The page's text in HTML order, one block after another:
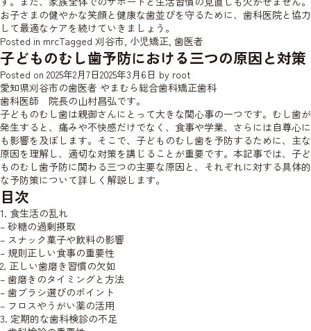
お子さまの健やかな笑顔と健康な歯並びを守るために、歯科医院と協力
して最適なケアを続けていきましょう。
Posted in mrcTagged 刈谷市, 小児矯正, 歯医者
子どものむし歯予防における三つの原因と対策
Posted on 2025年2月7日2025年3月6日 by root
愛知県刈谷市の歯医者 やまむら総合歯科矯正歯科
歯科医師 院長の山村昌弘です。
子どものむし歯は親御さんにとって大きな関心事の一つです。むし歯が
発生すると、痛みや不快感だけでなく、食事や学業、さらには自尊心に
も影響を及ぼします。そこで、子どものむし歯を予防するために、主な
原因を理解し、適切な対策を講じることが重要です。本記事では、子ど
ものむし歯予防に関わる三つの主要な原因と、それぞれに対する具体的
な予防策について詳しく解説します。
目次
1. 食生活の乱れ
– 砂糖の過剰摂取
– スナック菓子や飲料の影響
– 規則正しい食事の重要性
2. 正しい歯磨き習慣の欠如
– 歯磨きのタイミングと方法
– 歯ブラシ選びのポイント
– フロスやうがい薬の活用
3. 定期的な歯科検診の不足